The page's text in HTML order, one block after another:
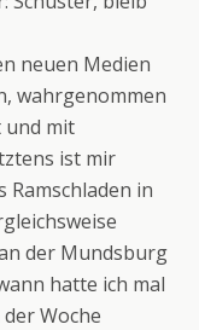
neuen Medien
wahrgenommen
und mit
ist mir
Ramschladen in
der Mundsburg
hatte ich mal
Woche